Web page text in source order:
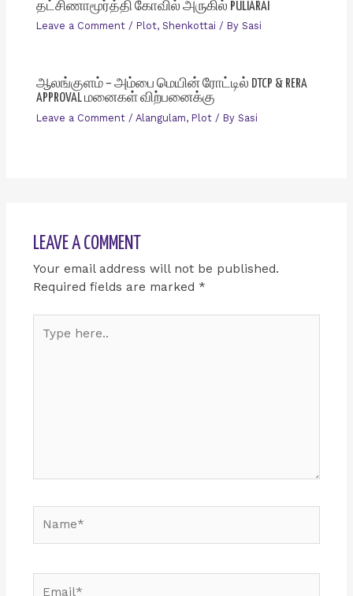
தட்சிணாமூர்த்தி கோவில் அருகில் PULIARAI
Leave a Comment / Plot, Shenkottai / By Sasi
ஆலங்குளம் – அம்பை மெயின் ரோட்டில் DTCP & RERA
APPROVAL மனைகள் விற்பனைக்கு
Leave a Comment / Alangulam, Plot/ By Sasi
LEAVE A COMMENT
Your email address will not be published.
Required fields are marked *
here..